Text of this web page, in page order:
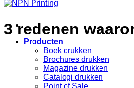
Producten
Boek drukken
Brochures drukken
Magazine drukken
Catalogi drukken
Point of Sale
3 redenen